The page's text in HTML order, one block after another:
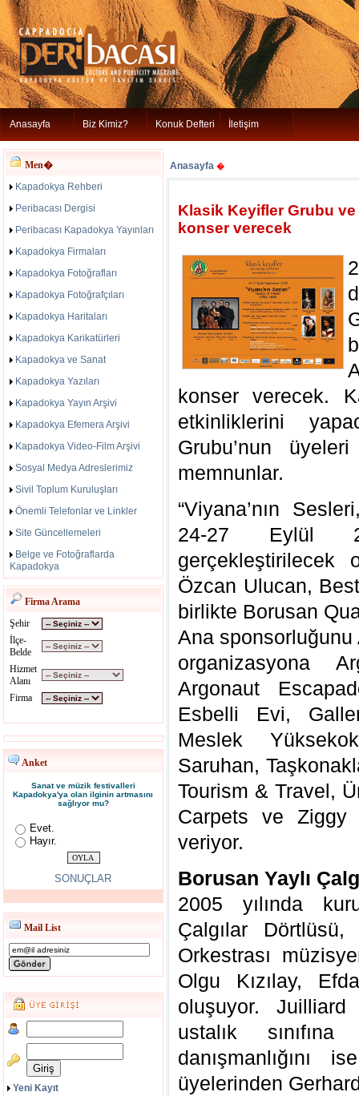
Anasayfa Biz Kimiz? Konuk Defteri İletişim
Men�
Kapadokya Rehberi
Peribacası Dergisi
Peribacası Kapadokya Yayınları
Kapadokya Firmaları
Kapadokya Fotoğrafları
Kapadokya Fotoğrafçıları
Kapadokya Haritaları
Kapadokya Karikatürleri
Kapadokya ve Sanat
Kapadokya Yazıları
Kapadokya Yayın Arşivi
Kapadokya Efemera Arşivi
Kapadokya Video-Film Arşivi
Sosyal Medya Adreslerimiz
Sivil Toplum Kuruluşları
Önemli Telefonlar ve Linkler
Site Güncellemeleri
Belge ve Fotoğraflarda
Kapadokya
Firma Arama
Şehir
İlçe-
Belde
Hizmet
Alanı
Firma
Anket
Sanat ve müzik festivalleri
Kapadokya'ya olan ilginin artmasını
sağlıyor mu?
Evet.
Hayır.
SONUÇLAR
Mail List
Yeni Kayıt
Anasayfa �
Klasik Keyifler Grubu
konser verecek
konser verecek.
etkinliklerini
Grubu’nun
memnunlar.
“Viyana’nın
24-27 Eylül
gerçekleştirilecek
Özcan Ulucan,
birlikte Borusan
Ana sponsorluğunu
organizasyona
Argonaut
Esbelli Evi,
Meslek
Saruhan,
Tourism & Travel,
Carpets ve
veriyor.
Borusan Yaylı
2005 yılında
Çalgılar
Orkestrası
Olgu Kızılay,
oluşuyor. Juilliard
ustalık
danışmanlığını
üyelerinden